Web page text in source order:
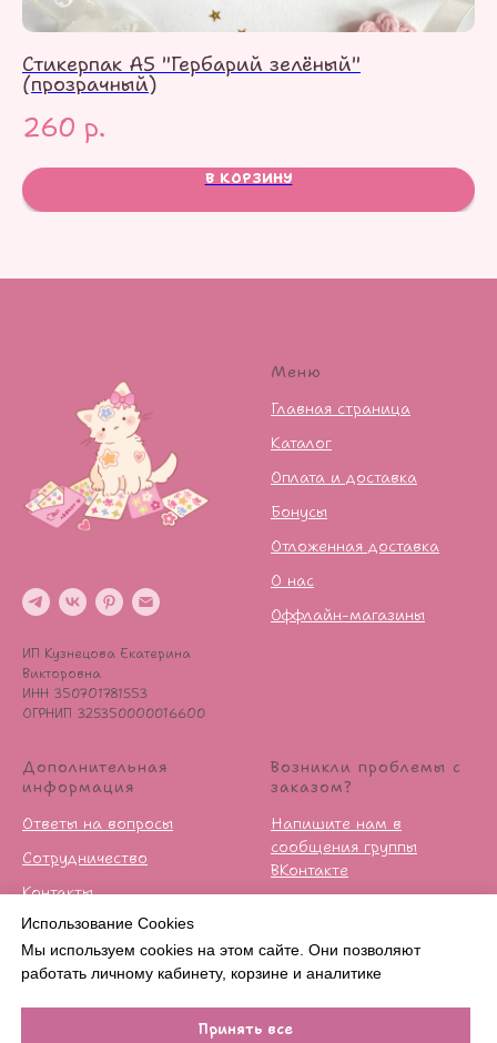
Использование Cookies
Мы используем cookies на этом сайте. Они позволяют
работать личному кабинету, корзине и аналитике
Принять все
Стикерпак А5 "Гербарий зелёный"
(прозрачный)
260 р.
В КОРЗИНУ
ИП Кузнецова Екатерина
Викторовна
ИНН 350701781553
ОГРНИП 325350000016600
Меню
Главная страница
Каталог
Оплата и доставка
Бонусы
Отложенная доставка
О нас
Оффлайн-магазины
Дополнительная
информация
Ответы на вопросы
Сотрудничество
Контакты
Публичная оферта
Политика
конфиденцильности
Возникли проблемы с
заказом?
Напишите нам в
сообщения группы
ВКонтакте